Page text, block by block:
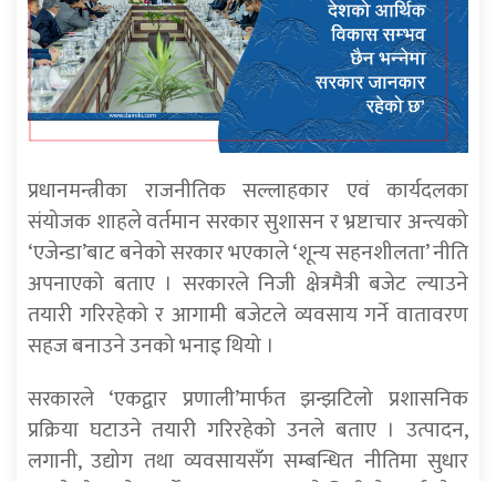
प्रधानमन्त्रीका राजनीतिक सल्लाहकार एवं कार्यदलका
संयोजक शाहले वर्तमान सरकार सुशासन र भ्रष्टाचार अन्त्यको
‘एजेन्डा’बाट बनेको सरकार भएकाले ‘शून्य सहनशीलता’ नीति
अपनाएको बताए । सरकारले निजी क्षेत्रमैत्री बजेट ल्याउने
तयारी गरिरहेको र आगामी बजेटले व्यवसाय गर्ने वातावरण
सहज बनाउने उनको भनाइ थियो ।
सरकारले ‘एकद्वार प्रणाली’मार्फत झन्झटिलो प्रशासनिक
प्रक्रिया घटाउने तयारी गरिरहेको उनले बताए । उत्पादन,
लगानी, उद्योग तथा व्यवसायसँग सम्बन्धित नीतिमा सुधार